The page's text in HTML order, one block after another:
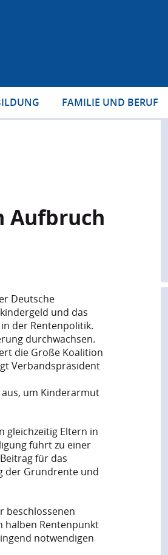
FAMILIE UND BERUF
Aufbruch
Deutsche
und das
der Rentenpolitik.
durchwachsen.
die Große Koalition
Verbandspräsident
um Kinderarmut
gleichzeitig Eltern in
führt zu einer
für das
der Grundrente und
beschlossenen
halben Rentenpunkt
notwendigen